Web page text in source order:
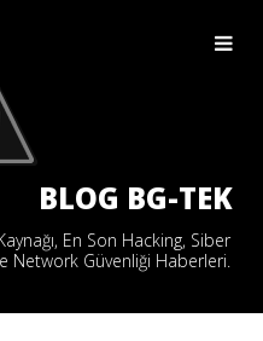
BLOG BG-TEK
En Son Hacking, Siber
Network Güvenliği Haberleri.